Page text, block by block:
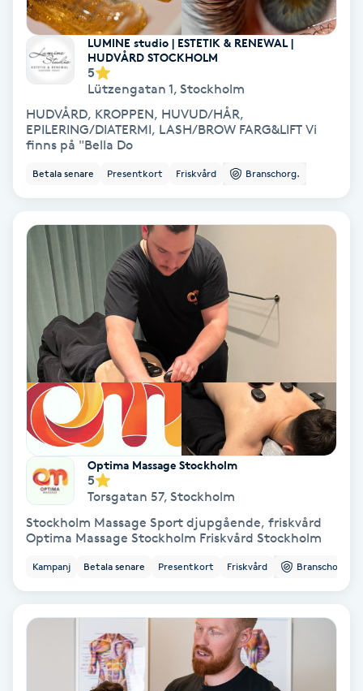
Färgning
Föning
Gel naglar
Gelenaglar
Gellack
Gellack med förstärkning
Gravidmassage
Gravidyoga
Gruppträning
Gua Sha-massage
Hatha Yoga
Headspa
Herrklippning
LUMINE studio | ESTETIK & RENEWAL |
HUDVÅRD STOCKHOLM
5
Lützengatan 1, Stockholm
HUDVÅRD, KROPPEN, HUVUD/HÅR,
EPILERING/DIATERMI, LASH/BROW FARG&LIFT Vi
finns på "Bella Do
Betala senare Presentkort Friskvård Branschorg.
Optima Massage Stockholm
5
Torsgatan 57, Stockholm
Stockholm Massage Sport djupgående, friskvård
Optima Massage Stockholm Friskvård Stockholm
Kampanj Betala senare Presentkort Friskvård Branschorg.